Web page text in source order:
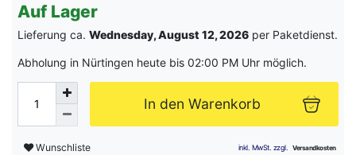
Auf Lager
Lieferung ca. Wednesday, August 12, 2026 per Paketdienst.
Abholung in Nürtingen heute bis 02:00 PM Uhr möglich.
In den Warenkorb
Wunschliste